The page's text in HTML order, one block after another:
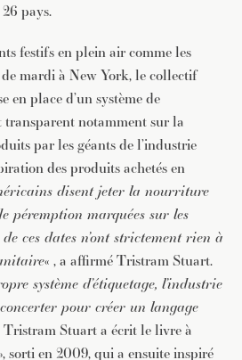
pays.
festifs en plein air comme les
de mardi à New York, le collectif
en place d’un système de
notamment sur la
par les géants de l’industrie
des produits achetés en
disent jeter la nourriture
péremption marquées sur les
ces dates n’ont strictement rien à
« , a affirmé Tristram Stuart.
système d’étiquetage, l’industrie
pour créer un langage
Tristram Stuart a écrit le livre à
sorti en 2009, qui a ensuite inspiré